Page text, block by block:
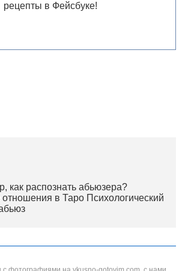
рецепты в Фейсбуке!
как распознать абьюзера?
в Таро Психологический